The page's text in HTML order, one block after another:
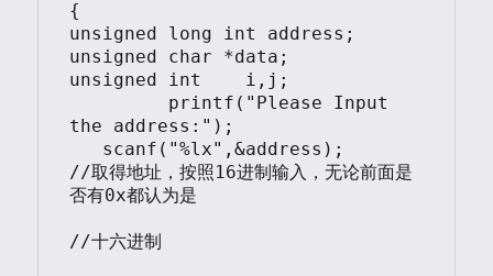
{
unsigned long int address;
unsigned char *data;
unsigned int	i,j;
the address:");
//取得地址，按照16进制输入，无论前面是
否有0x都认为是
//十六进制